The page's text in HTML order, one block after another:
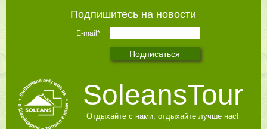
Подпишитесь на новости
E-mail*
SoleansTour
Отдыхайте с нами, отдыхайте лучше нас!